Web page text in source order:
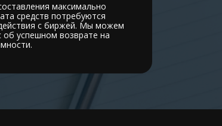
максимально
средств потребуются
с биржей. Мы можем
об успешном возврате на